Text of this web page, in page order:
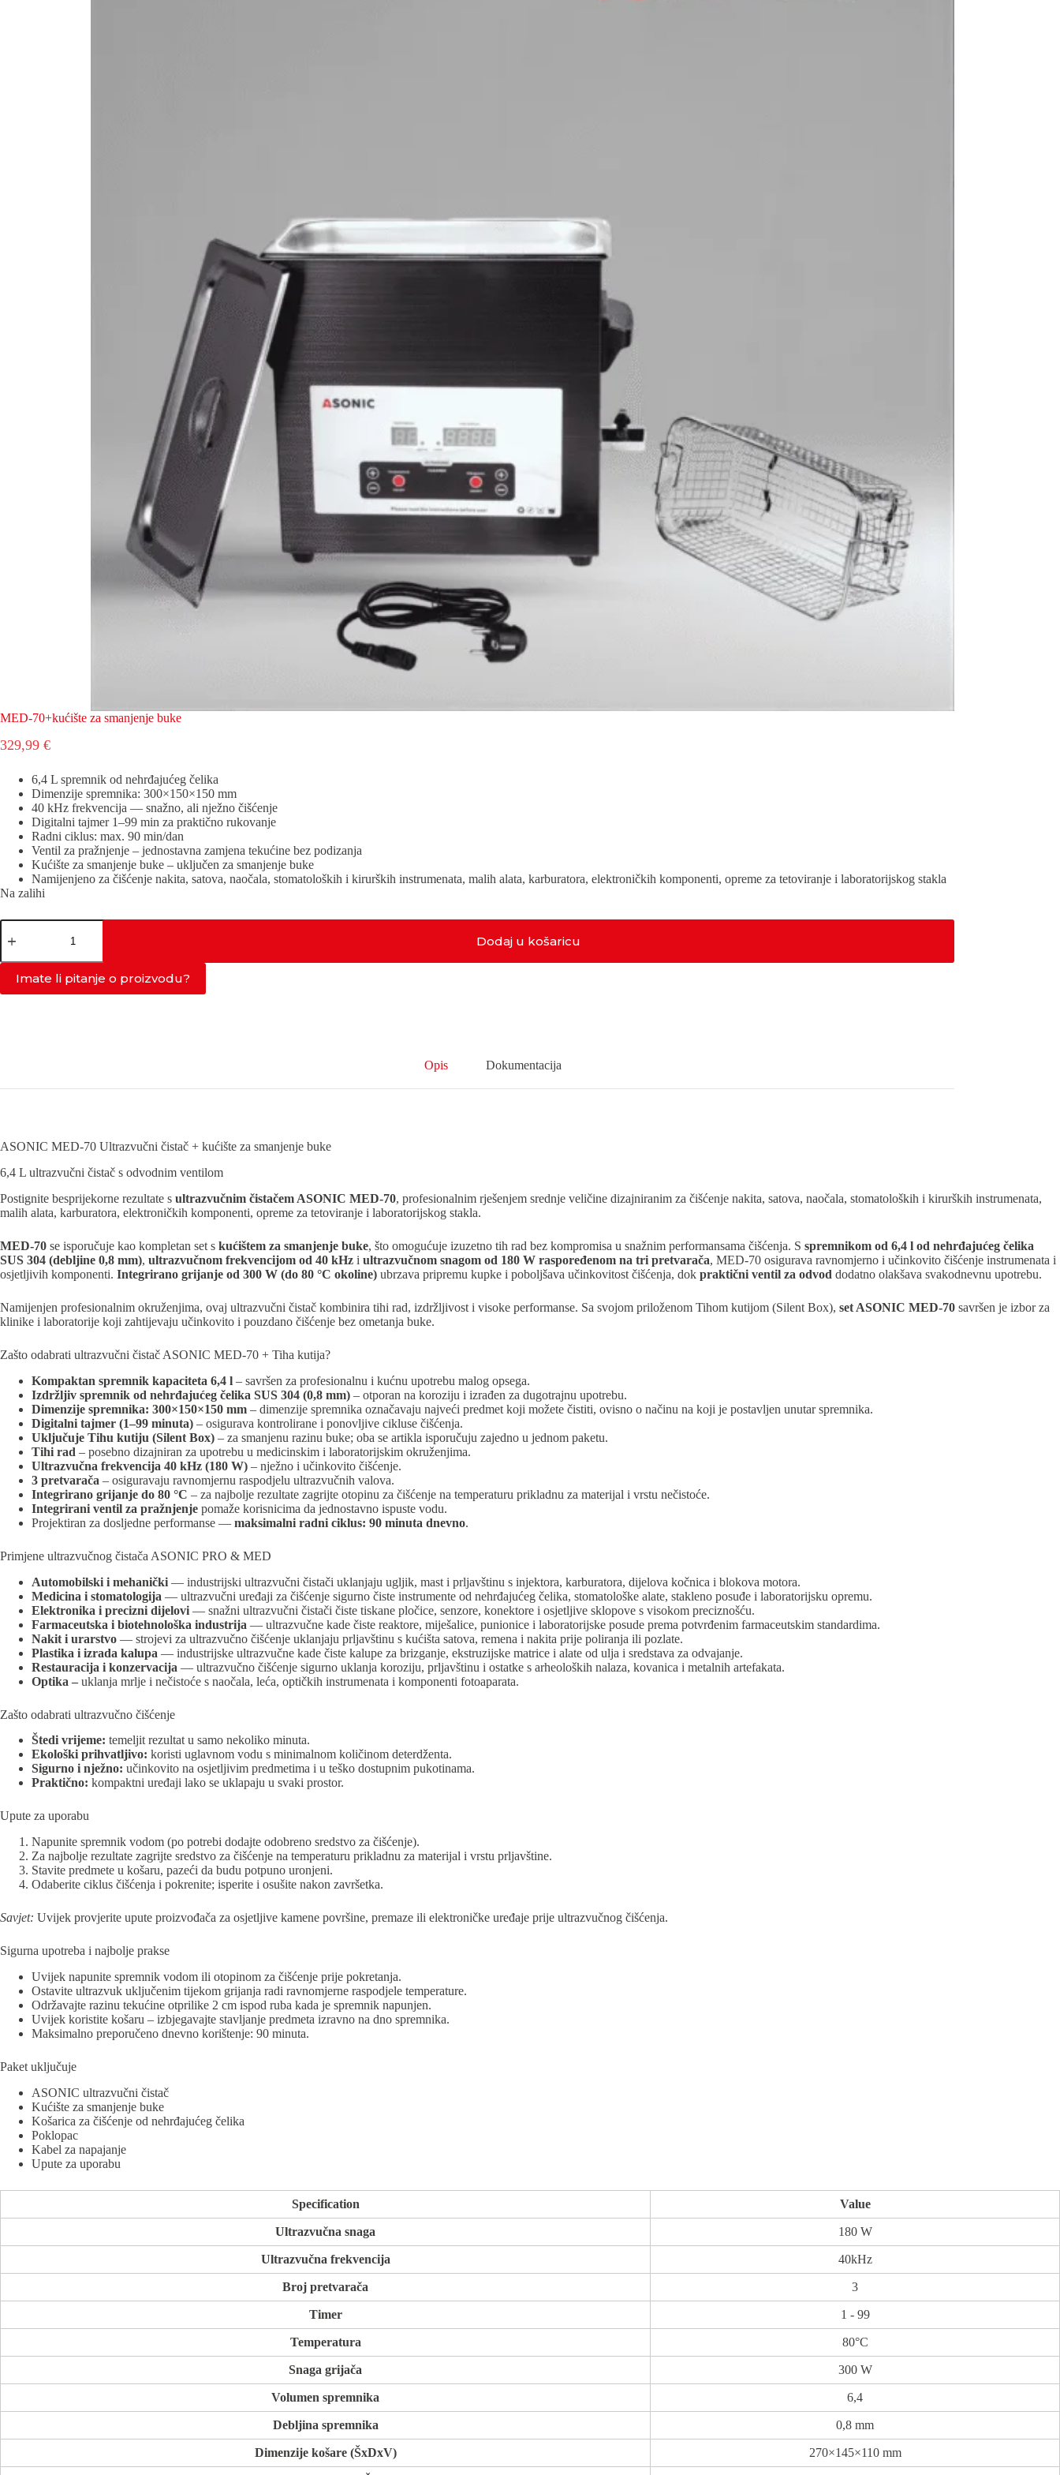
MED-70+kućište za smanjenje buke
329,99 €
6,4 L spremnik od nehrđajućeg čelika
Dimenzije spremnika: 300×150×150 mm
40 kHz frekvencija — snažno, ali nježno čišćenje
Digitalni tajmer 1–99 min za praktično rukovanje
Radni ciklus: max. 90 min/dan
Ventil za pražnjenje – jednostavna zamjena tekućine bez podizanja
Kućište za smanjenje buke – uključen za smanjenje buke
Namijenjeno za čišćenje nakita, satova, naočala, stomatoloških i kirurških instrumenata, malih alata, karburatora, elektroničkih komponenti, opreme za tetoviranje i laboratorijskog stakla
Na zalihi
MED-
70+kućište
smanjenje
buke
količina
Dodaj u košaricu
Imate li pitanje o proizvodu?
Opis Dokumentacija
ASONIC MED-70 Ultrazvučni čistač + kućište za smanjenje buke
6,4 L ultrazvučni čistač s odvodnim ventilom
Postignite besprijekorne rezultate s ultrazvučnim čistačem ASONIC MED-70, profesionalnim rješenjem srednje veličine dizajniranim za čišćenje nakita, satova, naočala, stomatoloških i kirurških instrumenata,
malih alata, karburatora, elektroničkih komponenti, opreme za tetoviranje i laboratorijskog stakla.
MED-70 se isporučuje kao kompletan set s kućištem za smanjenje buke, što omogućuje izuzetno tih rad bez kompromisa u snažnim performansama čišćenja. S spremnikom od 6,4 l od nehrđajućeg čelika
SUS 304 (debljine 0,8 mm), ultrazvučnom frekvencijom od 40 kHz i ultrazvučnom snagom od 180 W raspoređenom na tri pretvarača, MED-70 osigurava ravnomjerno i učinkovito čišćenje instrumenata i
osjetljivih komponenti. Integrirano grijanje od 300 W (do 80 °C okoline) ubrzava pripremu kupke i poboljšava učinkovitost čišćenja, dok praktični ventil za odvod dodatno olakšava svakodnevnu upotrebu.
Namijenjen profesionalnim okruženjima, ovaj ultrazvučni čistač kombinira tihi rad, izdržljivost i visoke performanse. Sa svojom priloženom Tihom kutijom (Silent Box), set ASONIC MED-70 savršen je izbor za
klinike i laboratorije koji zahtijevaju učinkovito i pouzdano čišćenje bez ometanja buke.
Zašto odabrati ultrazvučni čistač ASONIC MED-70 + Tiha kutija?
Kompaktan spremnik kapaciteta 6,4 l – savršen za profesionalnu i kućnu upotrebu malog opsega.
Izdržljiv spremnik od nehrđajućeg čelika SUS 304 (0,8 mm) – otporan na koroziju i izrađen za dugotrajnu upotrebu.
Dimenzije spremnika: 300×150×150 mm – dimenzije spremnika označavaju najveći predmet koji možete čistiti, ovisno o načinu na koji je postavljen unutar spremnika.
Digitalni tajmer (1–99 minuta) – osigurava kontrolirane i ponovljive cikluse čišćenja.
Uključuje Tihu kutiju (Silent Box) – za smanjenu razinu buke; oba se artikla isporučuju zajedno u jednom paketu.
Tihi rad – posebno dizajniran za upotrebu u medicinskim i laboratorijskim okruženjima.
Ultrazvučna frekvencija 40 kHz (180 W) – nježno i učinkovito čišćenje.
3 pretvarača – osiguravaju ravnomjernu raspodjelu ultrazvučnih valova.
Integrirano grijanje do 80 °C – za najbolje rezultate zagrijte otopinu za čišćenje na temperaturu prikladnu za materijal i vrstu nečistoće.
Integrirani ventil za pražnjenje pomaže korisnicima da jednostavno ispuste vodu.
Projektiran za dosljedne performanse — maksimalni radni ciklus: 90 minuta dnevno.
Primjene ultrazvučnog čistača ASONIC PRO & MED
Automobilski i mehanički — industrijski ultrazvučni čistači uklanjaju ugljik, mast i prljavštinu s injektora, karburatora, dijelova kočnica i blokova motora.
Medicina i stomatologija — ultrazvučni uređaji za čišćenje sigurno čiste instrumente od nehrđajućeg čelika, stomatološke alate, stakleno posuđe i laboratorijsku opremu.
Elektronika i precizni dijelovi — snažni ultrazvučni čistači čiste tiskane pločice, senzore, konektore i osjetljive sklopove s visokom preciznošću.
Farmaceutska i biotehnološka industrija — ultrazvučne kade čiste reaktore, miješalice, punionice i laboratorijske posude prema potvrđenim farmaceutskim standardima.
Nakit i urarstvo — strojevi za ultrazvučno čišćenje uklanjaju prljavštinu s kućišta satova, remena i nakita prije poliranja ili pozlate.
Plastika i izrada kalupa — industrijske ultrazvučne kade čiste kalupe za brizganje, ekstruzijske matrice i alate od ulja i sredstava za odvajanje.
Restauracija i konzervacija — ultrazvučno čišćenje sigurno uklanja koroziju, prljavštinu i ostatke s arheoloških nalaza, kovanica i metalnih artefakata.
Optika – uklanja mrlje i nečistoće s naočala, leća, optičkih instrumenata i komponenti fotoaparata.
Zašto odabrati ultrazvučno čišćenje
Štedi vrijeme: temeljit rezultat u samo nekoliko minuta.
Ekološki prihvatljivo: koristi uglavnom vodu s minimalnom količinom deterdženta.
Sigurno i nježno: učinkovito na osjetljivim predmetima i u teško dostupnim pukotinama.
Praktično: kompaktni uređaji lako se uklapaju u svaki prostor.
Upute za uporabu
Napunite spremnik vodom (po potrebi dodajte odobreno sredstvo za čišćenje).
Za najbolje rezultate zagrijte sredstvo za čišćenje na temperaturu prikladnu za materijal i vrstu prljavštine.
Stavite predmete u košaru, pazeći da budu potpuno uronjeni.
Odaberite ciklus čišćenja i pokrenite; isperite i osušite nakon završetka.
Savjet: Uvijek provjerite upute proizvođača za osjetljive kamene površine, premaze ili elektroničke uređaje prije ultrazvučnog čišćenja.
Sigurna upotreba i najbolje prakse
Uvijek napunite spremnik vodom ili otopinom za čišćenje prije pokretanja.
Ostavite ultrazvuk uključenim tijekom grijanja radi ravnomjerne raspodjele temperature.
Održavajte razinu tekućine otprilike 2 cm ispod ruba kada je spremnik napunjen.
Uvijek koristite košaru – izbjegavajte stavljanje predmeta izravno na dno spremnika.
Maksimalno preporučeno dnevno korištenje: 90 minuta.
Paket uključuje
ASONIC ultrazvučni čistač
Kućište za smanjenje buke
Košarica za čišćenje od nehrđajućeg čelika
Poklopac
Kabel za napajanje
Upute za uporabu
Specification Value
Ultrazvučna snaga 180 W
Ultrazvučna frekvencija 40kHz
Broj pretvarača 3
Timer 1 - 99
Temperatura 80°C
Snaga grijača 300 W
Volumen spremnika 6,4
Debljina spremnika 0,8 mm
Dimenzije košare (ŠxDxV) 270×145×110 mm